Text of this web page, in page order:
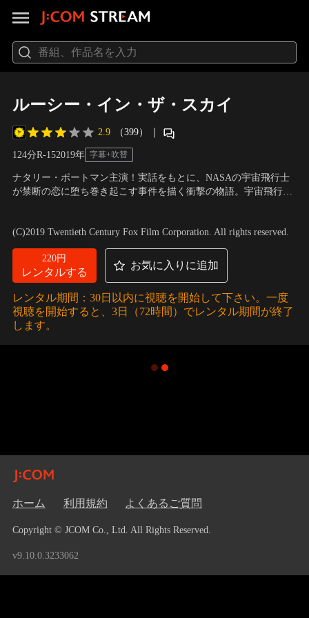
ルーシー・イン・ザ・スカイ
2.9 （399） ｜
124分R-152019年 字幕+吹替
ナタリー・ポートマン主演！実話をもとに、NASAの宇宙飛行士
が禁断の恋に堕ち巻き起こす事件を描く衝撃の物語。宇宙飛行士
ョンを終えて、ルーシーは地球に帰還するが、宇宙で超越的な経
験をした今、地上での生活はひどく退屈に思えた。
(C)2019 Twentieth Century Fox Film Corporation. All rights reserved.
220円
レンタルする
お気に入りに追加
レンタル期間：30日以内に視聴を開始して下さい。一度
視聴を開始すると、3日（72時間）でレンタル期間が終了
します。
ホーム 利用規約 よくあるご質問
Copyright © JCOM Co., Ltd. All Rights Reserved.
v9.10.0.3233062